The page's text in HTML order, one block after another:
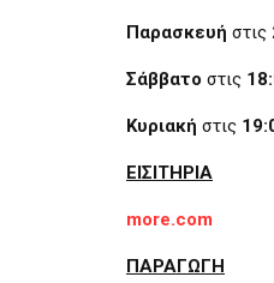
Παρασκευή στις
Σάββατο στις
Κυριακή στις
ΕΙΣΙΤΗΡΙΑ
more.com
ΠΑΡΑΓΩΓΗ